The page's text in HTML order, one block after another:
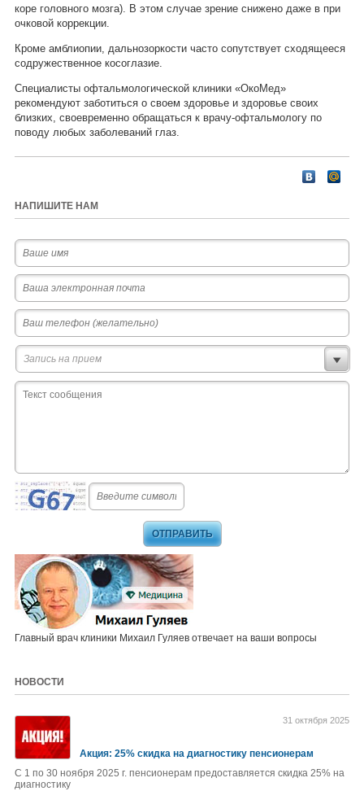
коре головного мозга). В этом случае зрение снижено даже в при
очковой коррекции.
Кроме амблиопии, дальнозоркости часто сопутствует сходящееся
содружественное косоглазие.
Специалисты офтальмологической клиники «ОкоМед»
рекомендуют заботиться о своем здоровье и здоровье своих
близких, своевременно обращаться к врачу-офтальмологу по
поводу любых заболеваний глаз.
НАПИШИТЕ НАМ
Запись на прием
Главный врач клиники Михаил Гуляев отвечает на ваши вопросы
НОВОСТИ
Акция: 25% скидка на диагностику пенсионерам
31 октября 2025
С 1 по 30 ноября 2025 г. пенсионерам предоставляется скидка 25% на
диагностику